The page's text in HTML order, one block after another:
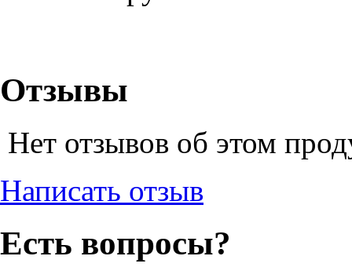
Отзывы
Нет отзывов об этом
Написать отзыв
Есть вопросы?